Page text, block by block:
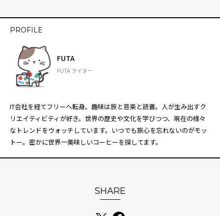
PROFILE
FUTA
FUTA ライター
IT会社を経てフリーへ転身。趣味は旅と音楽と読書。人が生み出すク
リエイティビティが好き。世界の歴史や文化を学びつつ、現在の様々
なトレンドをウォッチしています。いつでも旅心を忘れないのがモッ
トー。密かに世界一美味しいコーヒーを探してます。
SHARE